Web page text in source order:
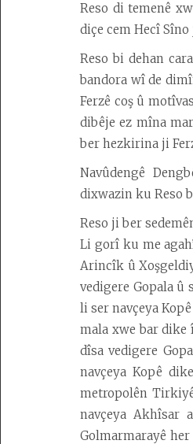
Reso di temenê
diçe cem Hecî
Reso bi dehan
bandora wî de
Ferzê coş û
dibêje ez mîna
ber hezkirina ji
Navûdengê
dixwazin ku Reso
Reso ji ber
Li gorî ku me
Arincîk û
vedigere Gopala û
li ser navçeya
mala xwe bar dike
dîsa vedigere
navçeya Kopê
metropolên
navçeya Akhîsar
Golmarmarayê